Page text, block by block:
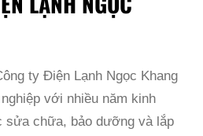
ty Điện Lạnh Ngọc Khang
với nhiều năm kinh
sửa chữa, bảo dưỡng và lắp